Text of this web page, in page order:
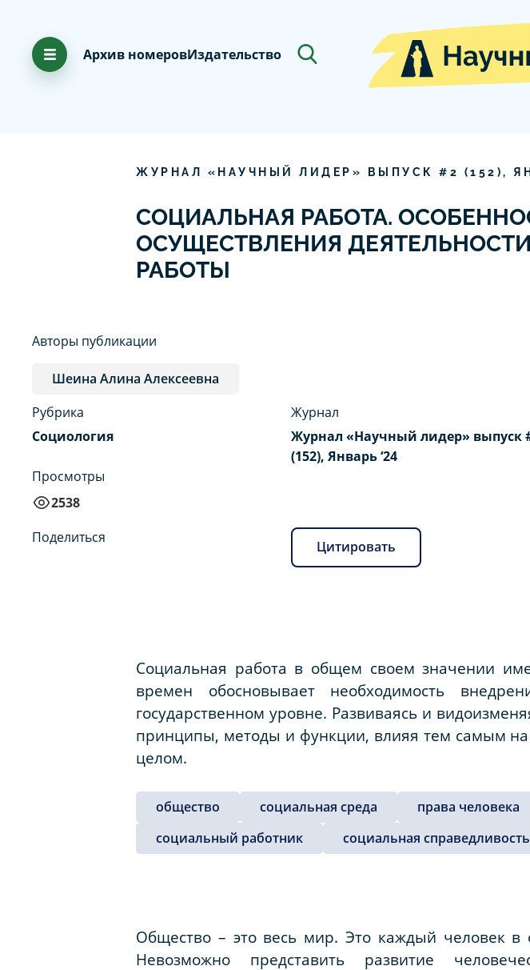
Архив номеровИздательство
ЖУРНАЛ «НАУЧНЫЙ ЛИДЕР» ВЫПУСК # 2 (152 ),
СОЦИАЛЬНАЯ РАБОТА.
ОСУЩЕСТВЛЕНИЯ
РАБОТЫ
Авторы публикации
Шеина Алина Алексеевна
Рубрика
Социология
Просмотры
2538
Журнал
Журнал «Научный лидер» выпуск
(152), Январь ‘24
Поделиться
Цитировать
Социальная работа в общем своем значении
времен обосновывает необходимость
государственном уровне. Развиваясь и
принципы, методы и функции, влияя тем самым на
целом.
общество социальная среда права человека
социальный работник
социальная справедливость
Общество – это весь мир. Это каждый человек в
Невозможно представить развитие